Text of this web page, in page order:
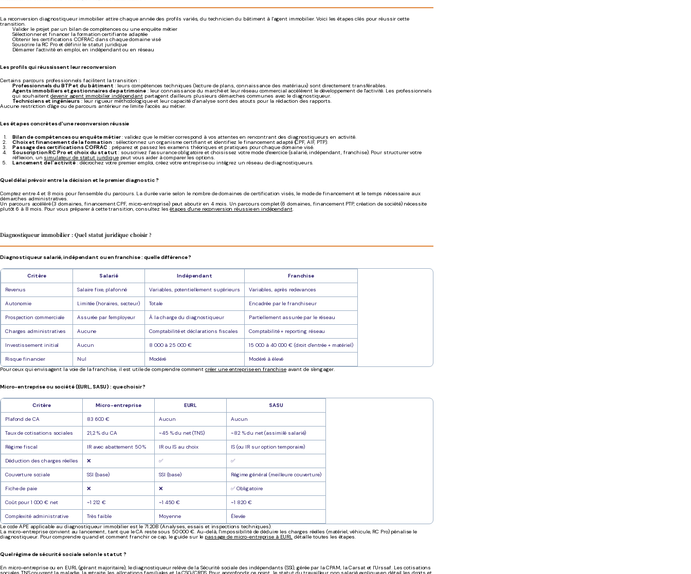
La reconversion diagnostiqueur immobilier attire chaque année des profils variés, du technicien du bâtiment à l'agent immobilier. Voici les étapes clés pour réussir cette
transition.
Valider le projet par un bilan de compétences ou une enquête métier
Sélectionner et financer la formation certifiante adaptée
Obtenir les certifications COFRAC dans chaque domaine visé
Souscrire la RC Pro et définir le statut juridique
Démarrer l'activité en emploi, en indépendant ou en réseau
Les profils qui réussissent leur reconversion
Certains parcours professionnels facilitent la transition :
Professionnels du BTP et du bâtiment : leurs compétences techniques (lecture de plans, connaissance des matériaux) sont directement transférables.
Agents immobiliers et gestionnaires de patrimoine : leur connaissance du marché et leur réseau commercial accélèrent le développement de l'activité. Les professionnels
qui souhaitentdevenir agent immobilier indépendantpartagent d'ailleurs plusieurs démarches communes avec le diagnostiqueur.
Techniciens et ingénieurs: leur rigueur méthodologique et leur capacité d'analyse sont des atouts pour la rédaction des rapports.
Aucune restriction d'âge ou de parcours antérieur ne limite l'accès au métier.
Les étapes concrètes d'une reconversion réussie
Bilan de compétences ou enquête métier: validez que le métier correspond à vos attentes en rencontrant des diagnostiqueurs en activité.
Choix et financement de la formation: sélectionnez un organisme certifiant et identifiez le financement adapté (CPF, AIF, PTP).
Passage des certifications COFRAC : préparez et passez les examens théoriques et pratiques pour chaque domaine visé.
Souscription RC Pro et choix du statut : souscrivez l'assurance obligatoire et choisissez votre mode d'exercice (salarié, indépendant, franchise). Pour structurer votre
réflexion, un simulateur de statut juridiquepeut vous aider à comparer les options.
Lancement de l'activité: décrochez votre premier emploi, créez votre entreprise ou intégrez un réseau de diagnostiqueurs.
Quel délai prévoir entre la décision et le premier diagnostic ?
Comptez entre 4 et 8 mois pour l'ensemble du parcours. La durée varie selon le nombre de domaines de certification visés, le mode de financement et le temps nécessaire aux
démarches administratives.
Un parcours accéléré (3 domaines, financement CPF, micro-entreprise) peut aboutir en 4 mois. Un parcours complet (6 domaines, financement PTP, création de société) nécessite
plutôt 6 à 8 mois. Pour vous préparer à cette transition, consultez lesétapes d'une reconversion réussie en indépendant.
Diagnostiqueur immobilier : Quel statut juridique choisir ?
Diagnostiqueur salarié, indépendant ou en franchise : quelle différence ?
Critère Salarié Indépendant Franchise
Revenus Salaire fixe, plafonné Variables, potentiellement supérieurs Variables, après redevances
Autonomie Limitée (horaires, secteur) Totale Encadrée par le franchiseur
Prospection commerciale Assurée par l'employeur À la charge du diagnostiqueur Partiellement assurée par le réseau
Charges administratives Aucune Comptabilité et déclarations fiscales Comptabilité + reporting réseau
Investissement initial Aucun 8 000 à 25 000 € 15 000 à 40 000 € (droit d'entrée + matériel)
Risque financier Nul Modéré
Modéré à élevé
Pour ceux qui envisagent la voie de la franchise, il est utile de comprendre commentcréer une entreprise en franchiseavant de s'engager.
Micro-entreprise ou société (EURL, SASU) : que choisir ?
Critère Micro-entreprise EURL SASU
Plafond de CA 83 600 € Aucun Aucun
Taux de cotisations sociales 21,2 % du CA ~45 % du net (TNS) ~82 % du net (assimilé salarié)
Régime fiscal IR avec abattement 50 % IR ou IS au choix IS (ou IR sur option temporaire)
Déduction des charges réelles ❌ ✅ ✅
Couverture sociale SSI (base) SSI (base) Régime général (meilleure couverture)
Fiche de paie ❌ ❌ ✅ Obligatoire
Coût pour 1 000 € net ~1 212 € ~1 450 € ~1 820 €
Complexité administrative Très faible Moyenne
Élevée
Le code APE applicable au diagnostiqueur immobilier est le 71.20B (Analyses, essais et inspections techniques).
La micro-entreprise convient au lancement, tant que le CA reste sous 50 000 €. Au-delà, l'impossibilité de déduire les charges réelles (matériel, véhicule, RC Pro) pénalise le
diagnostiqueur. Pour comprendre quand et comment franchir ce cap, le guide sur le passage de micro-entreprise à EURL détaille toutes les étapes.
Quel régime de sécurité sociale selon le statut ?
En micro-entreprise ou en EURL (gérant majoritaire), le diagnostiqueur relève de la Sécurité sociale des indépendants (SSI), gérée par la CPAM, la Carsat et l'Urssaf. Les cotisations